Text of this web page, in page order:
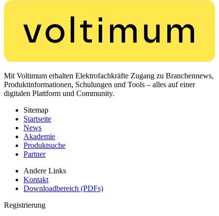
Mit Voltimum erhalten Elektrofachkräfte Zugang zu Branchennews,
Produktinformationen, Schulungen und Tools – alles auf einer
digitalen Plattform und Community.
Sitemap
Startseite
News
Akademie
Produktsuche
Partner
Andere Links
Kontakt
Downloadbereich (PDFs)
Registrierung